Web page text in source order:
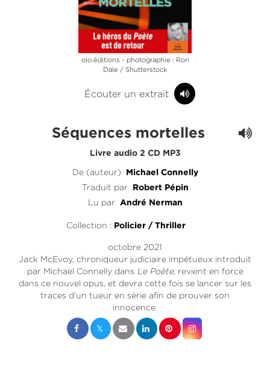
olo.éditions - photographie : Ron
Dale / Shutterstock
Écouter un extrait
Séquences mortelles
Livre audio 2 CD MP3
De (auteur) Michael Connelly
Traduit par Robert Pépin
Lu par André Nerman
Collection : Policier / Thriller
octobre 2021
Jack McEvoy, chroniqueur judiciaire impétueux introduit
par Michael Connelly dans Le Poète, revient en force
dans ce nouvel opus, et devra cette fois se lancer sur les
traces d’un tueur en série afin de prouver son
innocence.